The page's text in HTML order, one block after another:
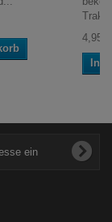
4,95 €
In